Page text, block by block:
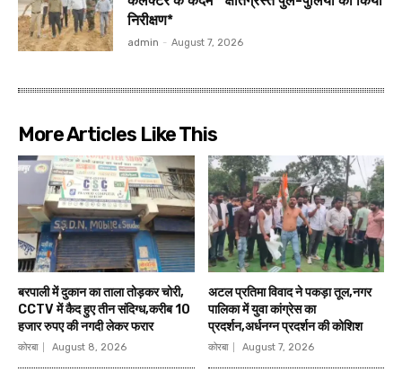
निरीक्षण*
admin - August 7, 2026
More Articles Like This
बरपाली में दुकान का ताला तोड़कर चोरी,
CCTV में कैद हुए तीन संदिग्ध,करीब 10
हजार रुपए की नगदी लेकर फरार
कोरबा August 8, 2026
अटल प्रतिमा विवाद ने पकड़ा तूल,नगर
पालिका में युवा कांग्रेस का
प्रदर्शन,अर्धनग्न प्रदर्शन की कोशिश
कोरबा August 7, 2026